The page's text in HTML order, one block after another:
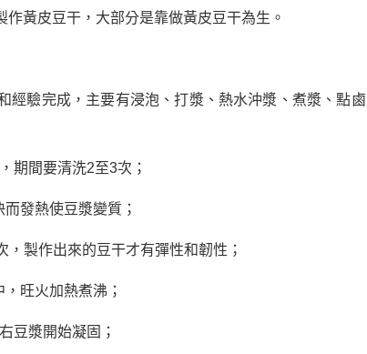
黃皮豆干，大部分是靠做黃皮豆干為生。
經驗完成，主要有浸泡、打漿、熱水沖漿、煮漿、點
期間要清洗2至3次；
發熱使豆漿變質；
製作出來的豆干才有彈性和韌性；
旺火加熱煮沸；
豆漿開始凝固；